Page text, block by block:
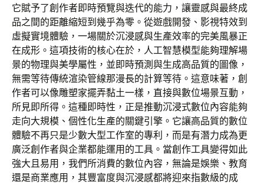
它賦予了創作者即時預覽與迭代的能力，讓靈感與最終成
品之間的距離縮短到幾乎為零。從遊戲開發、影視特效到
虛擬實境體驗，一場關於沉浸感與生產效率的完美風暴正
在成形。這項技術的核心在於，人工智慧模型能夠理解場
景的物理與美學屬性，並即時預測與生成高品質的圖像，
無需等待傳統渲染管線那漫長的計算等待。這意味著，創
作者可以像雕塑家擺弄黏土一樣，直接與數位場景互動，
所見即所得。這種即時性，正是推動沉浸式數位內容能夠
走向大規模、個性化生產的關鍵引擎。它讓高品質的數位
體驗不再只是少數大型工作室的專利，而是有潛力成為更
廣泛創作者與企業都能運用的工具。當創作工具變得如此
強大且易用，我們所消費的數位內容，無論是娛樂、教育
還是商業應用，其豐富度與沉浸感都將迎來指數級的成